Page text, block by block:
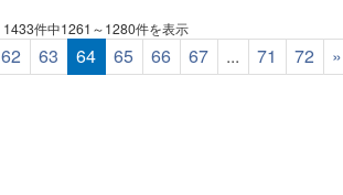
1433件中1261～1280件を表示
62 63 64 65 66 67 ... 71 72 »